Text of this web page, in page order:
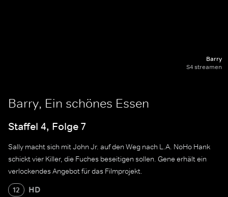
Barry
S4 streamen
Barry, Ein schönes Essen
Staffel 4, Folge 7
Sally macht sich mit John Jr. auf den Weg nach L.A. NoHo Hank
schickt vier Killer, die Fuches beseitigen sollen. Gene erhält ein
verlockendes Angebot für das Filmprojekt.
12 HD